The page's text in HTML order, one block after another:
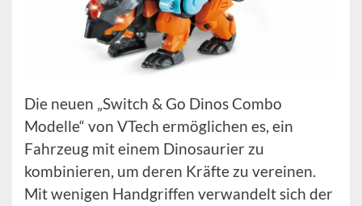
Die neuen „Switch & Go Dinos Combo
Modelle“ von VTech ermöglichen es, ein
Fahrzeug mit einem Dinosaurier zu
kombinieren, um deren Kräfte zu vereinen.
Mit wenigen Handgriffen verwandelt sich der